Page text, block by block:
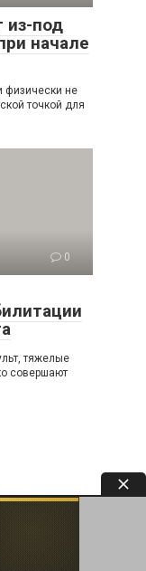
из-под
начале
физически не
точкой для
0
тяжелые
совершают